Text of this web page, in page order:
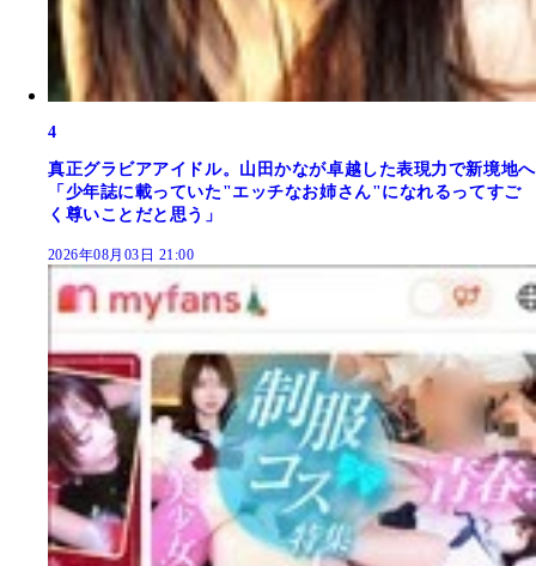
4
真正グラビアアイドル。山田かなが卓越した表現力で新境地へ
「少年誌に載っていた"エッチなお姉さん"になれるってすご
く尊いことだと思う」
2026年08月03日 21:00